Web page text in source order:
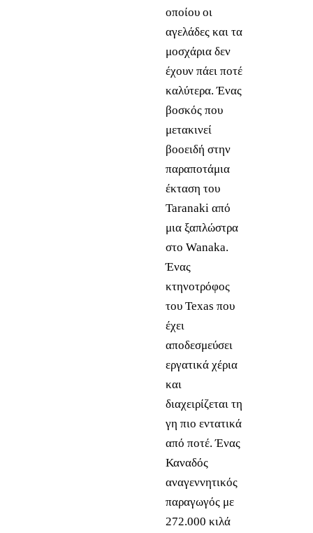
οποίου οι
αγελάδες και τα
μοσχάρια δεν
έχουν πάει ποτέ
καλύτερα. Ένας
βοσκός που
μετακινεί
βοοειδή στην
παραποτάμια
έκταση του
Taranaki από
μια ξαπλώστρα
στο Wanaka.
Ένας
κτηνοτρόφος
του Texas που
έχει
αποδεσμεύσει
εργατικά χέρια
και
διαχειρίζεται τη
γη πιο εντατικά
από ποτέ. Ένας
Καναδός
αναγεννητικός
παραγωγός με
272.000 κιλά